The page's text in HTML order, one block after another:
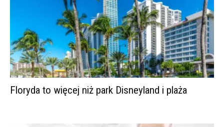
Floryda to więcej niż park Disneyland i plaża